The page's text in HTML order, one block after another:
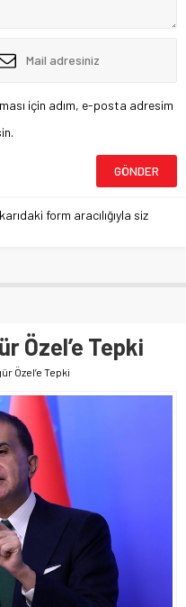
için adım, e-posta adresim
form aracılığıyla siz
Özel’e Tepki
Özel’e Tepki